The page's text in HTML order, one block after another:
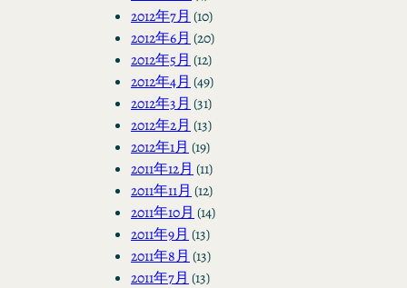
2012年7月 (10)
2012年6月 (20)
2012年5月 (12)
2012年4月 (49)
2012年3月 (31)
2012年2月 (13)
2012年1月 (19)
2011年12月 (11)
2011年11月 (12)
2011年10月 (14)
2011年9月 (13)
2011年8月 (13)
2011年7月 (13)